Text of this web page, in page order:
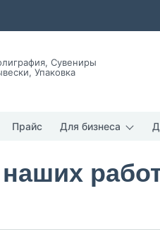
Сувениры
Упаковка
Прайс Для бизнеса